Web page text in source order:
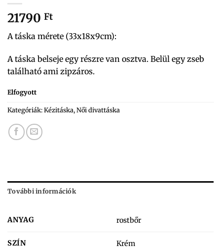
21790 Ft
A táska mérete (33x18x9cm):
A táska belseje egy részre van osztva. Belül egy zseb
található ami zipzáros.
Elfogyott
Kategóriák:Kézitáska,Női divattáska
További információk
ANYAG rostbőr
SZÍN Krém